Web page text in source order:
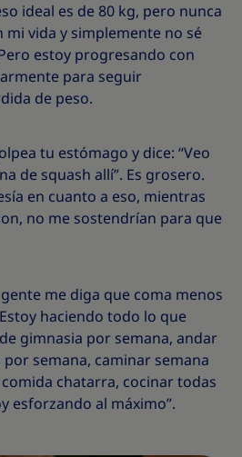
ideal es de 80 kg, pero nunca
mi vida y simplemente no sé
estoy progresando con
para seguir
de peso.
tu estómago y dice: “Veo
de squash allí”. Es grosero.
en cuanto a eso, mientras
no me sostendrían para que
me diga que coma menos
haciendo todo lo que
gimnasia por semana, andar
semana, caminar semana
chatarra, cocinar todas
esforzando al máximo”.